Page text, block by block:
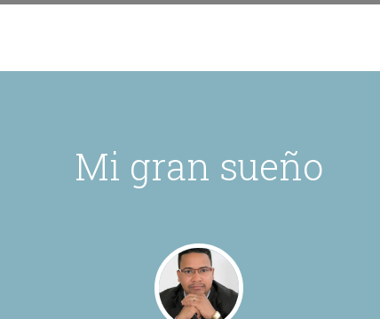
Mi gran sueño